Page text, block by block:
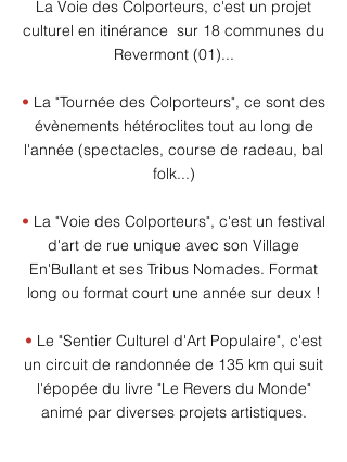
La Voie des Colporteurs, c'est un projet
culturel en itinérance sur 18 communes du
Revermont (01)...
• La "Tournée des Colporteurs", ce sont des
évènements hétéroclites tout au long de
l'année (spectacles, course de radeau, bal
folk...)
• La "Voie des Colporteurs", c'est un festival
d'art de rue unique avec son Village
En'Bullant et ses Tribus Nomades. Format
long ou format court une année sur deux !
• Le "Sentier Culturel d'Art Populaire", c'est
un circuit de randonnée de 135 km qui suit
l'épopée du livre "Le Revers du Monde"
animé par diverses projets artistiques.